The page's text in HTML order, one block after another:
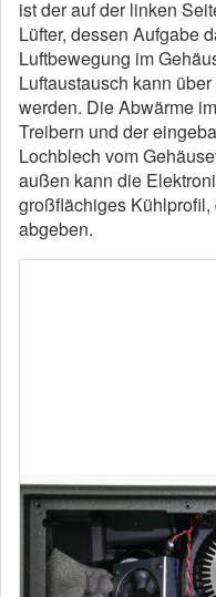
ist der auf der linken
Lüfter, dessen Aufgabe
Luftbewegung im
Luftaustausch kann
werden. Die Abwärme
Treibern und der
Lochblech vom
außen kann die
großflächiges
abgeben.